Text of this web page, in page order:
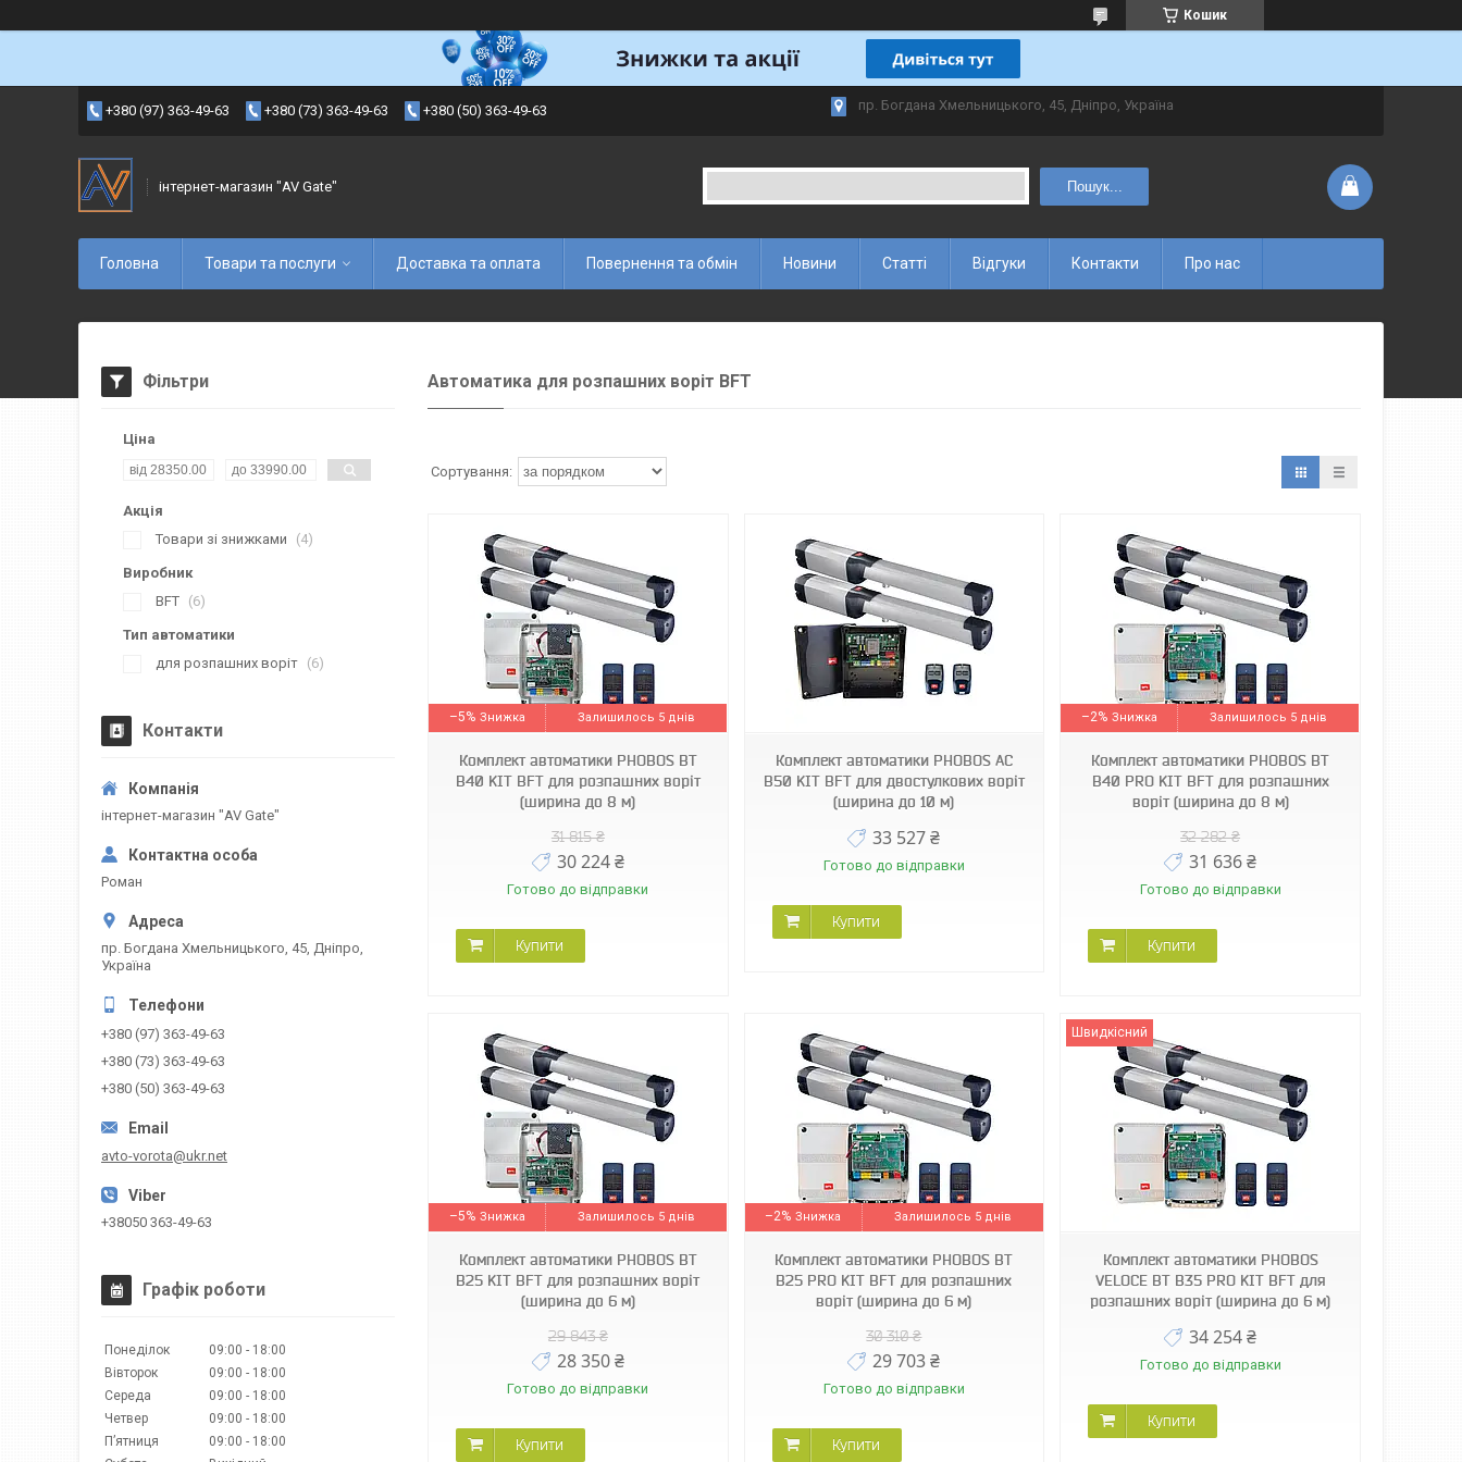
Кошик
+380 (97) 363-49-63 +380 (73) 363-49-63 +380 (50) 363-49-63 пр. Богдана Хмельницького, 45, Дніпро, Україна
інтернет-магазин "AV Gate" Пошук...
Головна Товари та послуги Доставка та оплата Повернення та обмін Новини Статті Відгуки Контакти Про нас
Автоматика для розпашних воріт BFT
–5%
Залишилось 5 днів
Комплект автоматики PHOBOS BT
B40 KIT BFT для розпашних воріт
(ширина до 8 м)
31 815 ₴
30 224 ₴
Готово до відправки
Купити
8811754 00034
Комплект автоматики PHOBOS AC
B50 KIT BFT для двостулкових воріт
(ширина до 10 м)
33 527 ₴
Готово до відправки
Купити
8811754 00085
–2%
Залишилось 5 днів
Комплект автоматики PHOBOS BT
B40 PRO KIT BFT для розпашних
воріт (ширина до 8 м)
32 282 ₴
31 636 ₴
Готово до відправки
Купити
–5%
Залишилось 5 днів
Комплект автоматики PHOBOS BT
B25 KIT BFT для розпашних воріт
(ширина до 6 м)
29 843 ₴
28 350 ₴
Готово до відправки
Купити
8811754 00096
–2%
Залишилось 5 днів
Комплект автоматики PHOBOS BT
B25 PRO KIT BFT для розпашних
воріт (ширина до 6 м)
30 310 ₴
29 703 ₴
Готово до відправки
Купити
8811754 00089
Швидкісний
Комплект автоматики PHOBOS
VELOCE BT B35 PRO KIT BFT для
розпашних воріт (ширина до 6 м)
34 254 ₴
Готово до відправки
Купити
Фільтри
Ціна
Акція
Товари зі знижками
4
Виробник
BFT
6
Тип автоматики
для розпашних воріт
6
Контакти
інтернет-магазин "AV Gate"
Роман
пр. Богдана Хмельницького, 45, Дніпро,
Україна
+380 (97) 363-49-63
+380 (73) 363-49-63
+380 (50) 363-49-63
avto-vorota@ukr.net
+38050 363-49-63
Графік роботи
Понеділок 09:00
18:00
Вівторок
09:00
18:00
Середа
09:00
18:00
Четвер
09:00
18:00
Пʼятниця
09:00
18:00